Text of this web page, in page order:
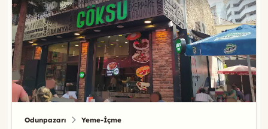
Odunpazarı Yeme-İçme